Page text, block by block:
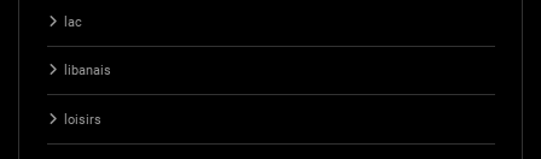
lac
libanais
loisirs